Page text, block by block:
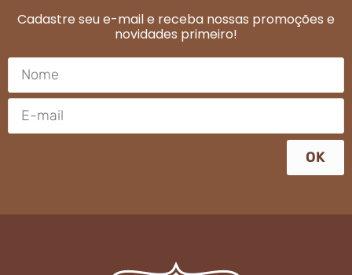
Cadastre seu e-mail e receba nossas promoções e
novidades primeiro!
OK